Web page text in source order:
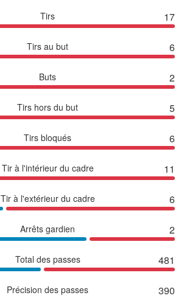
Tirs 17
Tirs au but 6
Buts 2
Tirs hors du but 5
Tirs bloqués 6
Tir à l'intérieur du cadre 11
Tir à l'extérieur du cadre 6
Arrêts gardien 2
Total des passes 481
Précision des passes 390